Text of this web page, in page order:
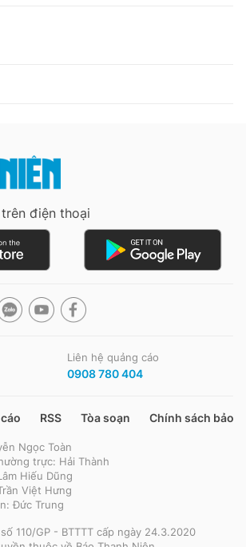
điện thoại
Liên hệ quảng cáo
0908 780 404
RSS Tòa soạn Chính sách bảo
Ngọc Toàn
trực: Hải Thành
Hiếu Dũng
Việt Hưng
Đức Trung
110/GP - BTTTT cấp ngày 24.3.2020